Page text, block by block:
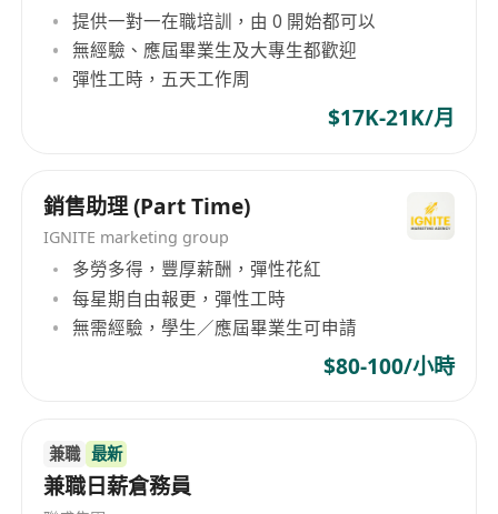
提供一對一在職培訓，由 0 開始都可以
無經驗、應屆畢業生及大專生都歡迎
彈性工時，五天工作周
$17K-21K/月
銷售助理 (Part Time)
IGNITE marketing group
多勞多得，豐厚薪酬，彈性花紅
每星期自由報更，彈性工時
無需經驗，學生／應屆畢業生可申請
$80-100/小時
兼職 最新
兼職日薪倉務員